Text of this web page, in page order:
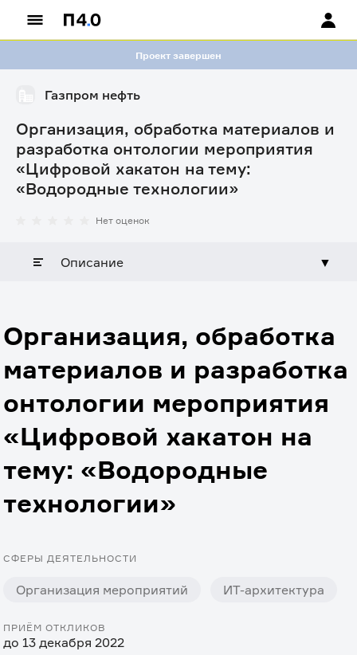
Проект завершен
Газпром нефть
Организация, обработка материалов и
разработка онтологии мероприятия
«Цифровой хакатон на тему:
«Водородные технологии»
Нет оценок
Описание ▼
Организация, обработка
материалов и разработка
онтологии мероприятия
«Цифровой хакатон на
тему: «Водородные
технологии»
СФЕРЫ ДЕЯТЕЛЬНОСТИ
Организация мероприятий ИТ-архитектура
ПРИЁМ ОТКЛИКОВ
до 13 декабря 2022